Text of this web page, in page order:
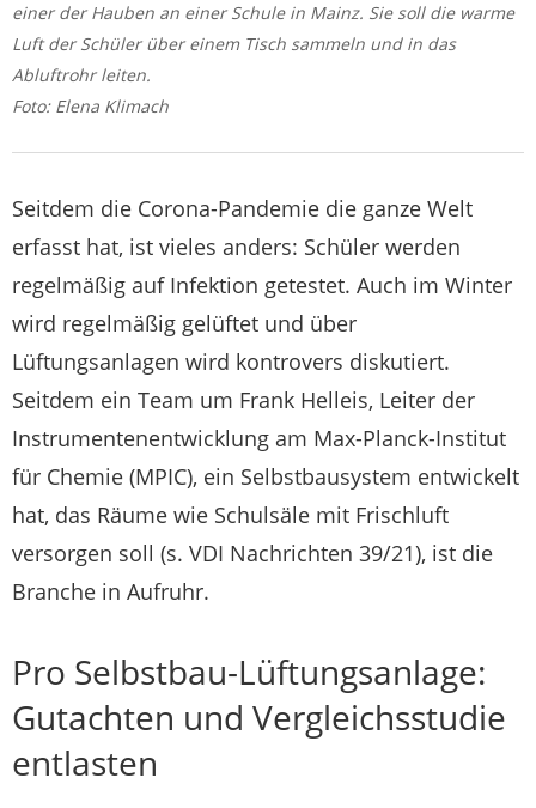
einer der Hauben an einer Schule in Mainz. Sie soll die warme
Luft der Schüler über einem Tisch sammeln und in das
Abluftrohr leiten.
Foto: Elena Klimach
Seitdem die Corona-Pandemie die ganze Welt
erfasst hat, ist vieles anders: Schüler werden
regelmäßig auf Infektion getestet. Auch im Winter
wird regelmäßig gelüftet und über
Lüftungsanlagen wird kontrovers diskutiert.
Seitdem ein Team um Frank Helleis, Leiter der
Instrumentenentwicklung am Max-Planck-Institut
für Chemie (MPIC), ein Selbstbausystem entwickelt
hat, das Räume wie Schulsäle mit Frischluft
versorgen soll (s. VDI Nachrichten 39/21), ist die
Branche in Aufruhr.
Pro Selbstbau-Lüftungsanlage:
Gutachten und Vergleichsstudie
entlasten